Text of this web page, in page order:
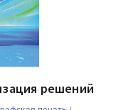
решений